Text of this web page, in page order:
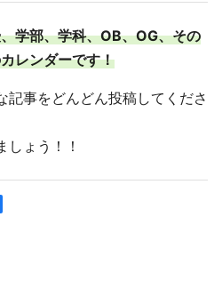
学部、学科、OB、OG、その
レンダーです！
記事をどんどん投稿してくださ
しょう！！